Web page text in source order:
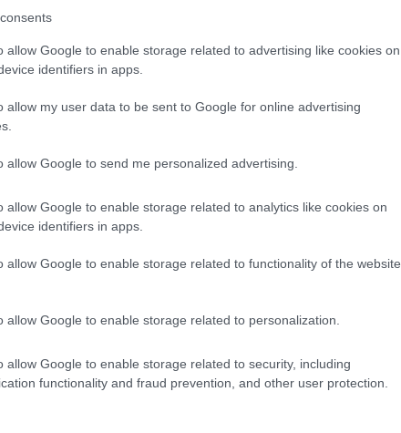
allow Google to enable storage related to advertising like cookies on
identifiers in apps.
allow my user data to be sent to Google for online advertising
allow Google to send me personalized advertising.
allow Google to enable storage related to analytics like cookies on
identifiers in apps.
allow Google to enable storage related to functionality of the website
allow Google to enable storage related to personalization.
allow Google to enable storage related to security, including
functionality and fraud prevention, and other user protection.
ha criticato la dipendenza
e altre tecnologie non possono
Ha inoltre auspicato una revisione
considerato troppo penalizzante
energetici.
in grado di soddisfare autonomamente
che il continente consuma circa60
ma ne importa il 35% a causa
Oltre al jet fuel, il diesel
scorso fine settimana,600 stazioni di
. Il problema, ha puntualizzato
non solo ai prezzi.